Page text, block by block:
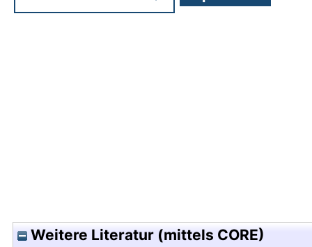
Weitere Literatur (mittels CORE)